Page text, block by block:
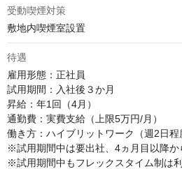
受動喫煙対策
敷地内喫煙室設置
待遇
雇用形態：正社員
試用期間：入社後３か月
昇給：年1回（4月）
通勤費：実費支給（上限5万円/月）
働き方：ハイブリットワーク（週2日程
※試用期間中は要出社、4ヵ月目以降
※試用期間中もフレックスタイム制は